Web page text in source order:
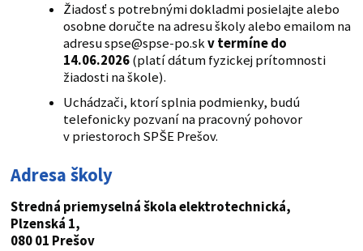
Žiadosť s potrebnými dokladmi posielajte alebo
osobne doručte na adresu školy alebo emailom na
adresu spse@spse-po.skv termíne do
14.06.2026(platí dátum fyzickej prítomnosti
žiadosti na škole).
Uchádzači, ktorí splnia podmienky, budú
telefonicky pozvaní na pracovný pohovor
v priestoroch SPŠE Prešov.
Adresa školy
Stredná priemyselná škola elektrotechnická,
Plzenská 1,
080 01 Prešov